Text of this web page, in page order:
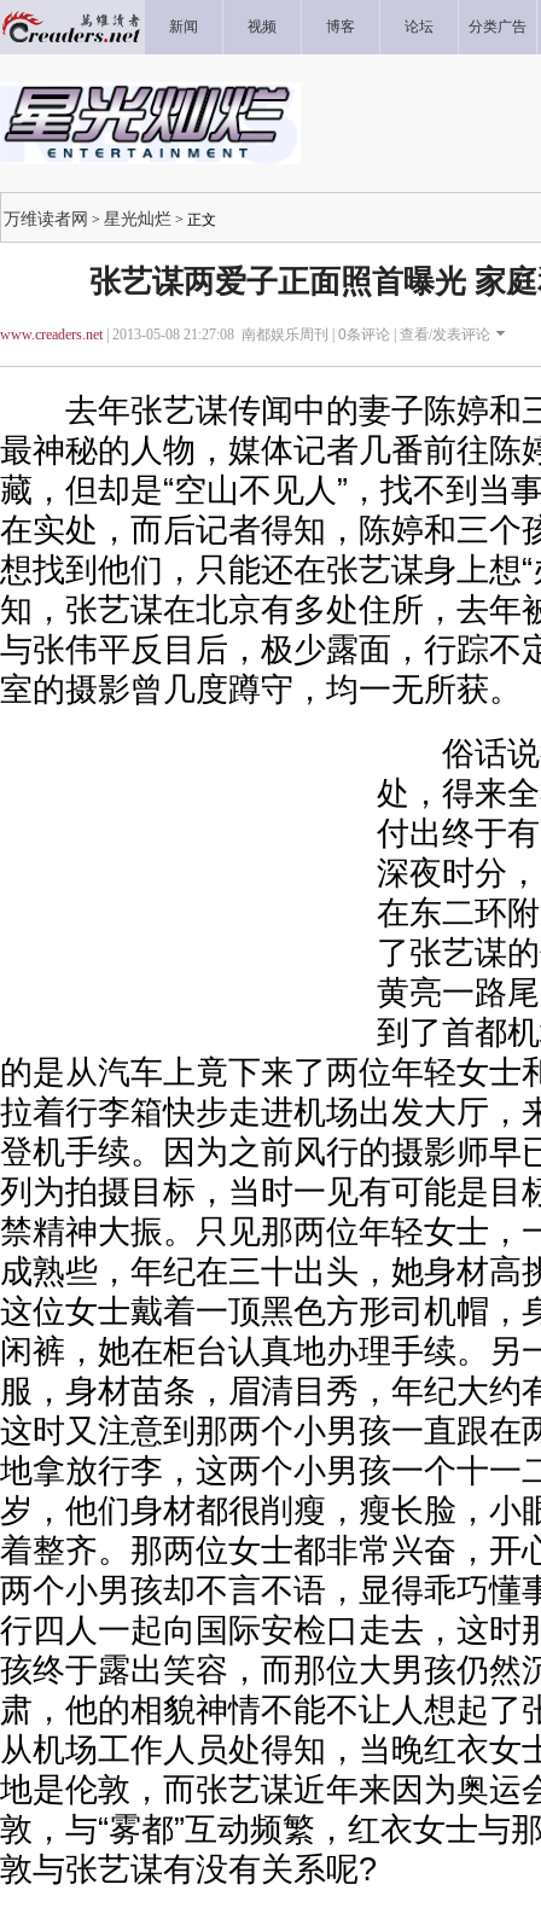
新闻 视频 博客 论坛 分类广告
万维读者网 > 星光灿烂 > 正文
张艺谋两爱子正面照首曝光 家
www.creaders.net| 2013-05-08 21:27:08 南都娱乐周刊 | 0条评论 | 查看/发表评论
去年张艺谋传闻中的妻子陈婷和
最神秘的人物，媒体记者几番前往陈
藏，但却是“空山不见人”，找不到当
在实处，而后记者得知，陈婷和三个
想找到他们，只能还在张艺谋身上想
知，张艺谋在北京有多处住所，去年
与张伟平反目后，极少露面，行踪不
室的摄影曾几度蹲守，均一无所获。
俗话说
处，得来
付出终于
深夜时分
在东二环
了张艺谋
黄亮一路
到了首都
的是从汽车上竟下来了两位年轻女士
拉着行李箱快步走进机场出发大厅，
登机手续。因为之前风行的摄影师早
列为拍摄目标，当时一见有可能是目
禁精神大振。只见那两位年轻女士，
成熟些，年纪在三十出头，她身材高
这位女士戴着一顶黑色方形司机帽，
闲裤，她在柜台认真地办理手续。另
服，身材苗条，眉清目秀，年纪大约
这时又注意到那两个小男孩一直跟在
地拿放行李，这两个小男孩一个十一
岁，他们身材都很削瘦，瘦长脸，小
着整齐。那两位女士都非常兴奋，开
两个小男孩却不言不语，显得乖巧懂
行四人一起向国际安检口走去，这时
孩终于露出笑容，而那位大男孩仍然
肃，他的相貌神情不能不让人想起了
从机场工作人员处得知，当晚红衣女
地是伦敦，而张艺谋近年来因为奥运
敦，与“雾都”互动频繁，红衣女士与
敦与张艺谋有没有关系呢?